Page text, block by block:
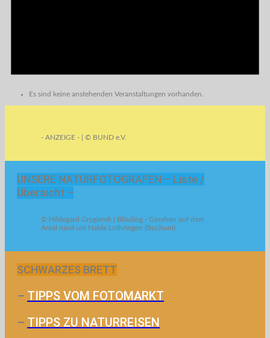
Es sind keine anstehenden Veranstaltungen vorhanden.
- ANZEIGE - | © BUND e.V.
UNSERE NATURFOTOGRAFEN – Liste /
Übersicht –
© Hildegard Grygierek | Bläuling - Gesehen auf dem
Areal rund um Halde Lothringen (Bochum)
SCHWARZES BRETT
– TIPPS VOM FOTOMARKT
– TIPPS ZU NATURREISEN